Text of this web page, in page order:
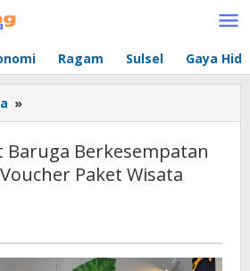
Ragam Sulsel Gaya
»
Unit
Baruga
Berkesempatan
Berkesempatan
Paket Wisata